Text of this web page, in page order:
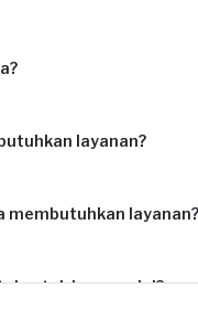
layanan?
membutuhkan layanan?
untuk layanan ini?